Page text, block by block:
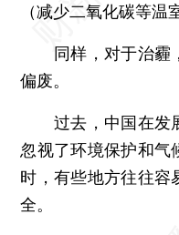
（减少二氧化碳等温
同样，对于治霾
偏废。
过去，中国在发
忽视了环境保护和气
时，有些地方往往容
全。